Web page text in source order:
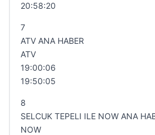
20:58:20
7
ATV ANA HABER
ATV
19:00:06
19:50:05
8
SELCUK TEPELI ILE NOW ANA
NOW